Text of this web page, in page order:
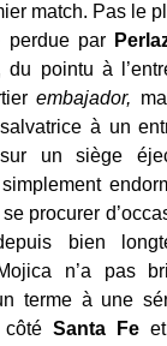
match. Pas le
perdue par
du pointu à
embajador,
salvatrice à un
un siège
procurer
bien
n’a pas
terme à une
Santa Fe